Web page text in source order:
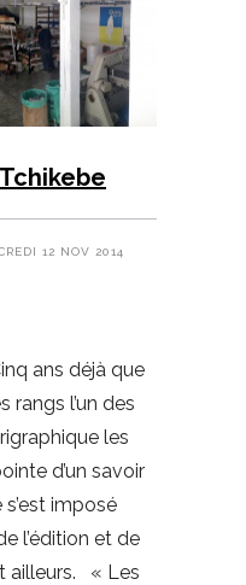
12 NOV 2014
ans déjà que
rangs l’un des
les
d’un savoir
imposé
l’édition et de
ailleurs. « Les